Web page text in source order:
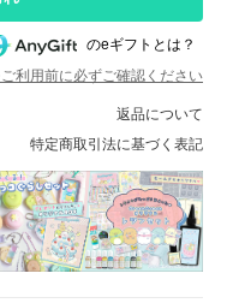
のeギフトとは？
利用前に必ずご確認ください
返品について
特定商取引法に基づく表記